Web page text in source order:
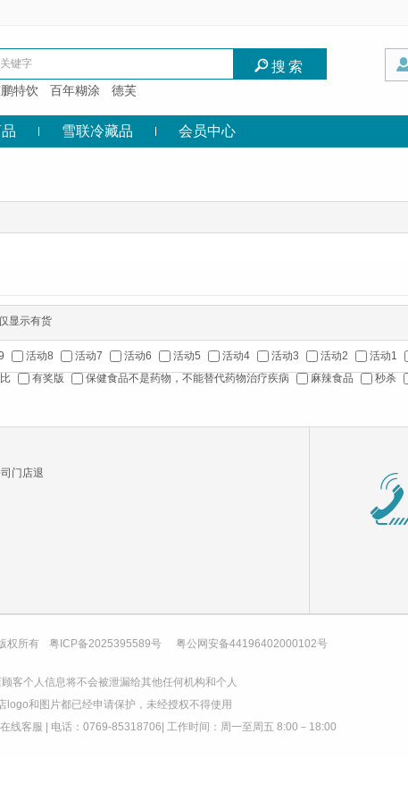
I搜索
特饮 百年糊涂 德芙
雪联冷藏品 会员中心
显示有货
活动8 活动7 活动6 活动5 活动4 活动3 活动2 活动1
有奖版 保健食品不是药物，不能替代药物治疗疾病 麻辣食品 秒杀
门店退
权所有 粤ICP备2025395589号 粤公网安备44196402000102号
客个人信息将不会被泄漏给其他任何机构和个人
logo和图片都已经申请保护，未经授权不得使用
线客服 | 电话：0769-85318706| 工作时间：周一至周五 8:00－18:00